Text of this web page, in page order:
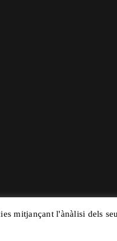
mitjançant l'ànàlisi dels